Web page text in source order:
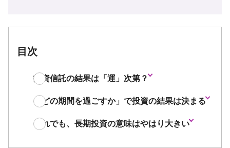
目次
投資信託の結果は「運」次第？
「どの期間を過ごすか」で投資の結果は決まる
それでも、長期投資の意味はやはり大きい